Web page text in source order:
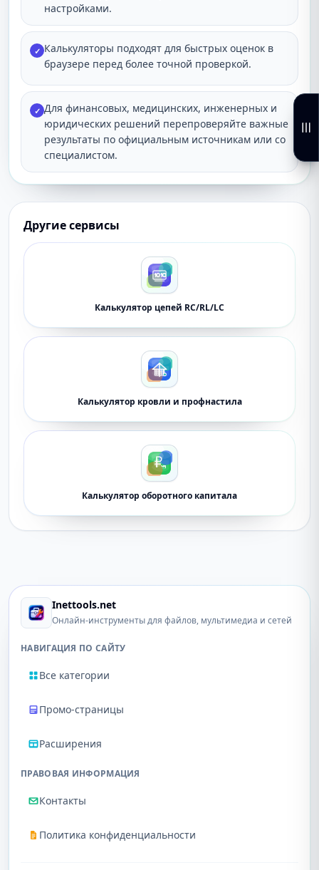
настройками.
✓ Калькуляторы подходят для быстрых оценок в
браузере перед более точной проверкой.
✓ Для финансовых, медицинских, инженерных и
юридических решений перепроверяйте важные
результаты по официальным источникам или со
специалистом.
Другие сервисы
Калькулятор цепей RC/RL/LC
Калькулятор кровли и профнастила
Калькулятор оборотного капитала
Inettools.net
Онлайн-инструменты для файлов, мультимедиа и сетей
НАВИГАЦИЯ ПО САЙТУ
Все категории
Промо-страницы
Расширения
ПРАВОВАЯ ИНФОРМАЦИЯ
Контакты
Политика конфиденциальности